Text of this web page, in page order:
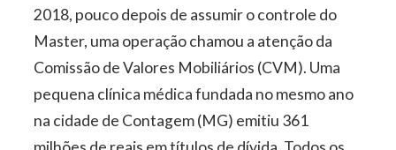
2018, pouco depois de assumir o controle do
Master, uma operação chamou a atenção da
Comissão de Valores Mobiliários (CVM). Uma
pequena clínica médica fundada no mesmo ano
na cidade de Contagem (MG) emitiu 361